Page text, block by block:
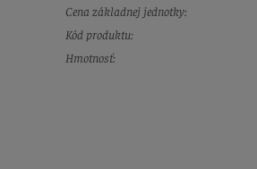
Cena základnej jednotky:
Kód produktu:
Hmotnosť: